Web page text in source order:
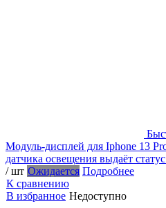
Модуль-дисплей для Iphone 13
датчика освещения выдаёт
/ шт Ожидается Подробнее
К сравнению
В избранное Недоступно